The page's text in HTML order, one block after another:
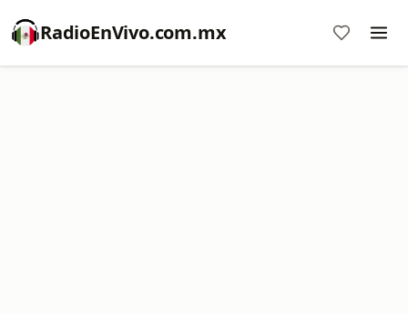
RadioEnVivo.com.mx